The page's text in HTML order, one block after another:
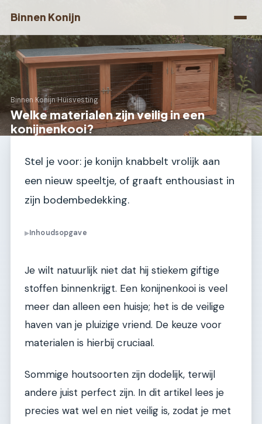
Binnen Konijn
Binnen Konijn›Huisvesting
Welke materialen zijn veilig in een
konijnenkooi?
Stel je voor: je konijn knabbelt vrolijk aan
een nieuw speeltje, of graaft enthousiast in
zijn bodembedekking.
▶Inhoudsopgave
Je wilt natuurlijk niet dat hij stiekem giftige
stoffen binnenkrijgt. Een konijnenkooi is veel
meer dan alleen een huisje; het is de veilige
haven van je pluizige vriend. De keuze voor
materialen is hierbij cruciaal.
Sommige houtsoorten zijn dodelijk, terwijl
andere juist perfect zijn. In dit artikel lees je
precies wat wel en niet veilig is, zodat je met